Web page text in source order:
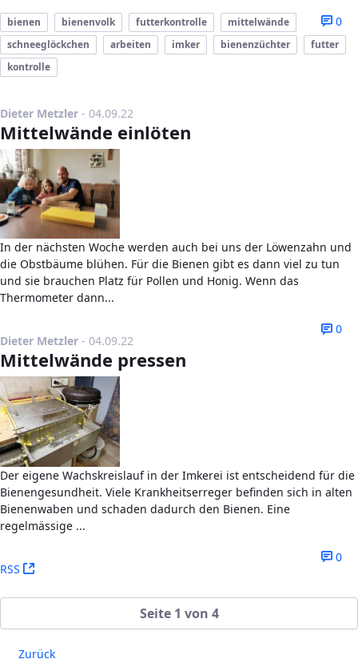
0
bienen bienenvolk futterkontrolle
mittelwände
schneeglöckchen
arbeiten imker bienenzüchter
futter
kontrolle
Dieter Metzler - Publikationsdatum
04.09.22
Mittelwände einlöten
In der nächsten Woche werden auch bei uns der Löwenzahn und
die Obstbäume blühen. Für die Bienen gibt es dann viel zu tun
und sie brauchen Platz für Pollen und Honig. Wenn das
Thermometer dann...
0
Dieter Metzler - Publikationsdatum
04.09.22
Mittelwände pressen
Der eigene Wachskreislauf in der Imkerei ist entscheidend für die
Bienengesundheit. Viele Krankheitserreger befinden sich in alten
Bienenwaben und schaden dadurch den Bienen. Eine
regelmässige ...
0
RSS (Öffnet neues Fenster)
Seite 1 von 4
Zurück